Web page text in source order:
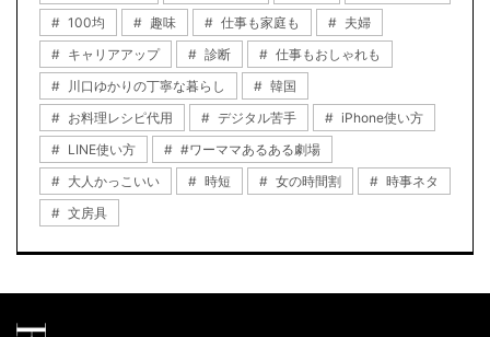
100均
趣味 仕事も家庭も
夫婦
キャリアアップ
診断
仕事もおしゃれも
川口ゆかりの丁寧な暮らし
韓国
お料理レシピ代用
デジタル苦手
iPhone使い方
LINE使い方
#ワーママあるある劇場
大人かっこいい
時短 女の時間割
時事ネタ
文房具